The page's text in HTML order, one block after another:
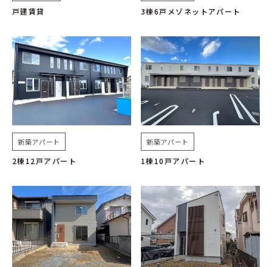
戸建賃貸 3棟6戸メゾネットアパート
新築アパート
2棟12戸アパート
新築アパート
1棟10戸アパート